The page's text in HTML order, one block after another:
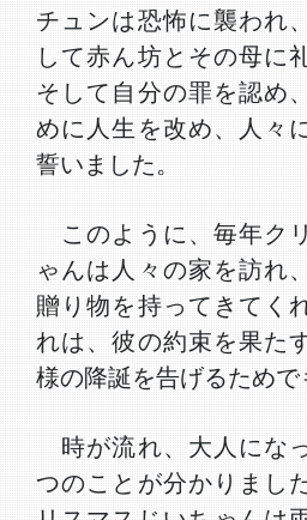
チュンは恐怖に襲われ
して赤ん坊とその母に
そして自分の罪を認め
めに人生を改め、人々
誓いました。
このように、毎年ク
ゃんは人々の家を訪れ
贈り物を持ってきてく
れは、彼の約束を果た
様の降誕を告げるためで
時が流れ、大人にな
つのことが分かりまし